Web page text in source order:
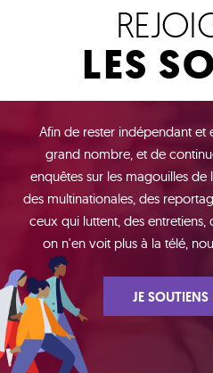
LES
Afin de rester indépendant et
grand nombre, et de
enquêtes sur les magouilles
des multinationales, des
ceux qui luttent, des
on n'en voit plus à la télé,
JE